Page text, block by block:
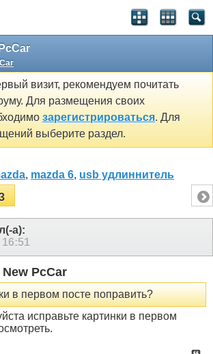
визит, рекомендуем почитать
Для размещения своих
зарегистрироваться. Для
выберите раздел.
, mazda 6, usb удлиннитель
а):
16:51
PcCar
в первом посте поправить?
исправьте картинки в первом